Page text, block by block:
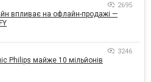
2695
впливає на офлайн-продажі —
3246
Philips майже 10 мільйонів